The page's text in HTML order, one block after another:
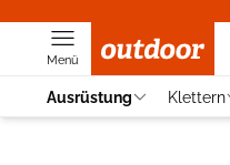
Menü
Ausrüstung Klettern